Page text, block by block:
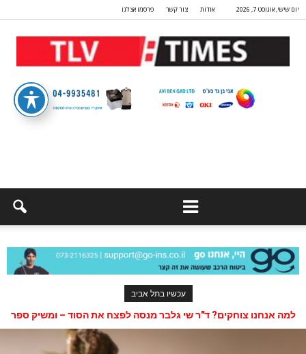
יום שישי, אוגוסט 7, 2026 אודות צור קשר פרסמו אצלנו
עכשיו בתל אביב
למה אנחנו צוחקים? ד"ר שי גלבר מנסה לפצח את הסוד – ומשיק ספר
חדש